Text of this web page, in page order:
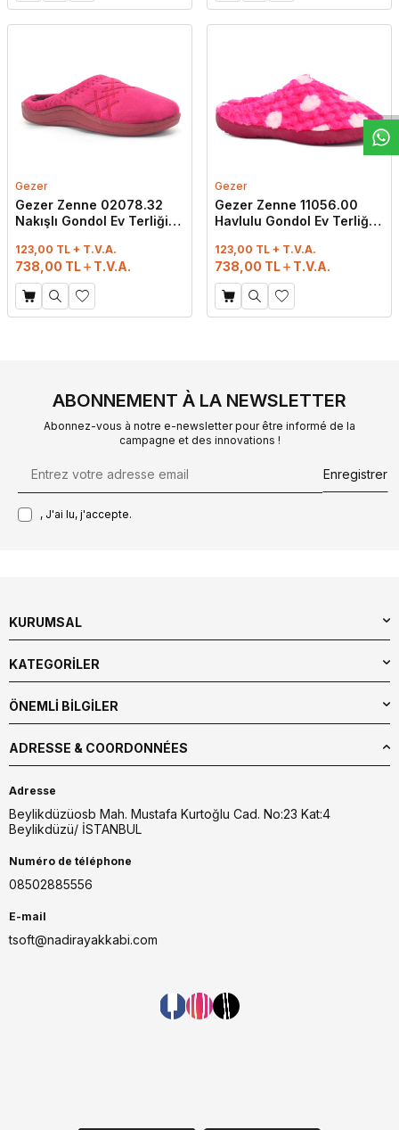
Gezer
Gezer Zenne 02078.32
Nakışlı Gondol Ev Terliği
123,00 TL + T.V.A.
738,00 TL T.V.A.
Gezer
Gezer Zenne 11056.00
Havlulu Gondol Ev Terliği
123,00 TL + T.V.A.
738,00 TL T.V.A.
ABONNEMENT À LA NEWSLETTER
Abonnez-vous à notre e-newsletter pour être informé de la
campagne et des innovations !
Enregistrer
, J'ai lu, j'accepte.
KURUMSAL
KATEGORİLER
ÖNEMLİ BİLGİLER
ADRESSE & COORDONNÉES
Adresse
Beylikdüzüosb Mah. Mustafa Kurtoğlu Cad. No:23 Kat:4
Beylikdüzü/ İSTANBUL
Numéro de téléphone
08502885556
E-mail
tsoft@nadirayakkabi.com